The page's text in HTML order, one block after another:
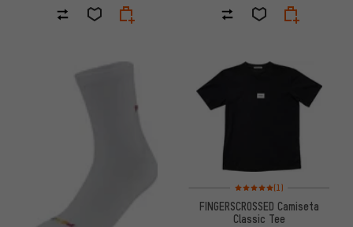
Valoración media: 5 de 5
(1)
FINGERSCROSSED Camiseta
Classic Tee